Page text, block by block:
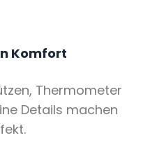
Komfort
Thermometer
Details machen